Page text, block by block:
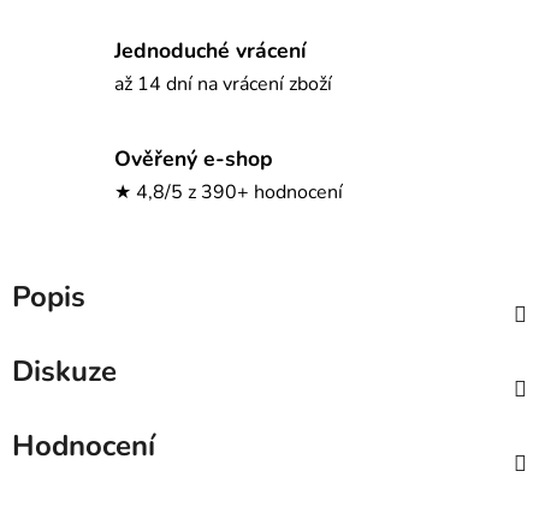
Jednoduché vrácení
až 14 dní na vrácení zboží
Ověřený e-shop
★ 4,8/5 z 390+ hodnocení
Popis
Diskuze
Hodnocení